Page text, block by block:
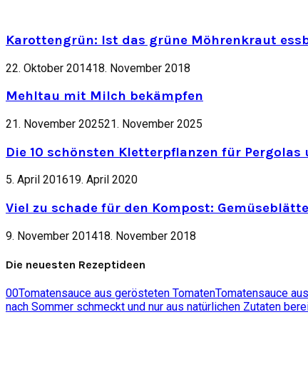
Karottengrün: Ist das grüne Möhrenkraut
22. Oktober 201418. November 2018
Mehltau mit Milch bekämpfen
21. November 202521. November 2025
Die 10 schönsten Kletterpflanzen für Pergolas
5. April 201619. April 2020
Viel zu schade für den Kompost:
9. November 201418. November 2018
Die neuesten Rezeptideen
00Tomatensauce aus gerösteten TomatenTomatensauce
nach Sommer schmeckt und nur aus natürlichen Zutaten